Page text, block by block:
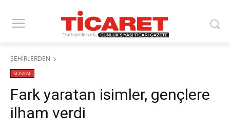
ŞEHİRLERDEN
SOSYAL
Fark yaratan isimler, gençlere
ilham verdi